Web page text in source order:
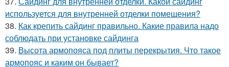
используется для внутренней отделки помещения?
38. Как крепить сайдинг правильно. Какие правила надо
соблюдать при установке сайдинга
39. Высота армопояса под плиты перекрытия. Что такое
армопояс и каким он бывает?